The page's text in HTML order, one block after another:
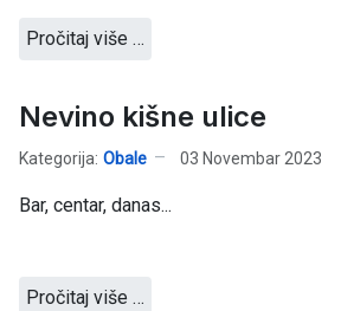
Pročitaj više …
Nevino kišne ulice
Kategorija: Obale 03 Novembar 2023
Bar, centar, danas...
Pročitaj više …